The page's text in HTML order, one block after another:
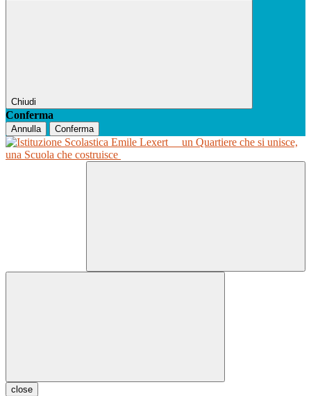
Chiudi
Conferma
Annulla Conferma
un Quartiere che si unisce,
una Scuola che costruisce
close